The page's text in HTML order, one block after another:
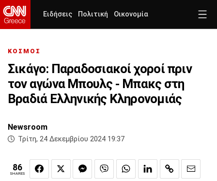
Ειδήσεις Πολιτική Οικονομία
ΚΟΣΜΟΣ
Σικάγο: Παραδοσιακοί χοροί πριν
τον αγώνα Μπουλς - Μπακς στη
Βραδιά Ελληνικής Κληρονομιάς
Newsroom
Τρίτη, 24 Δεκεμβρίου 2024 19:37
86
SHARES